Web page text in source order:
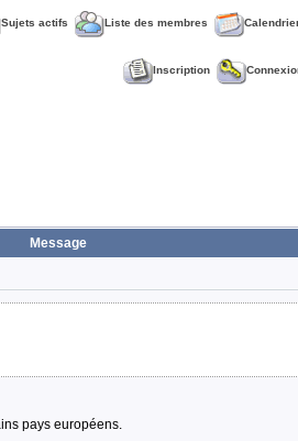
Sujets actifs Liste des membres
Inscription
Message
pays européens.